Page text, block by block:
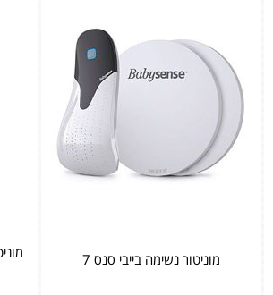
מוניטור נשימה בייבי סנס 7